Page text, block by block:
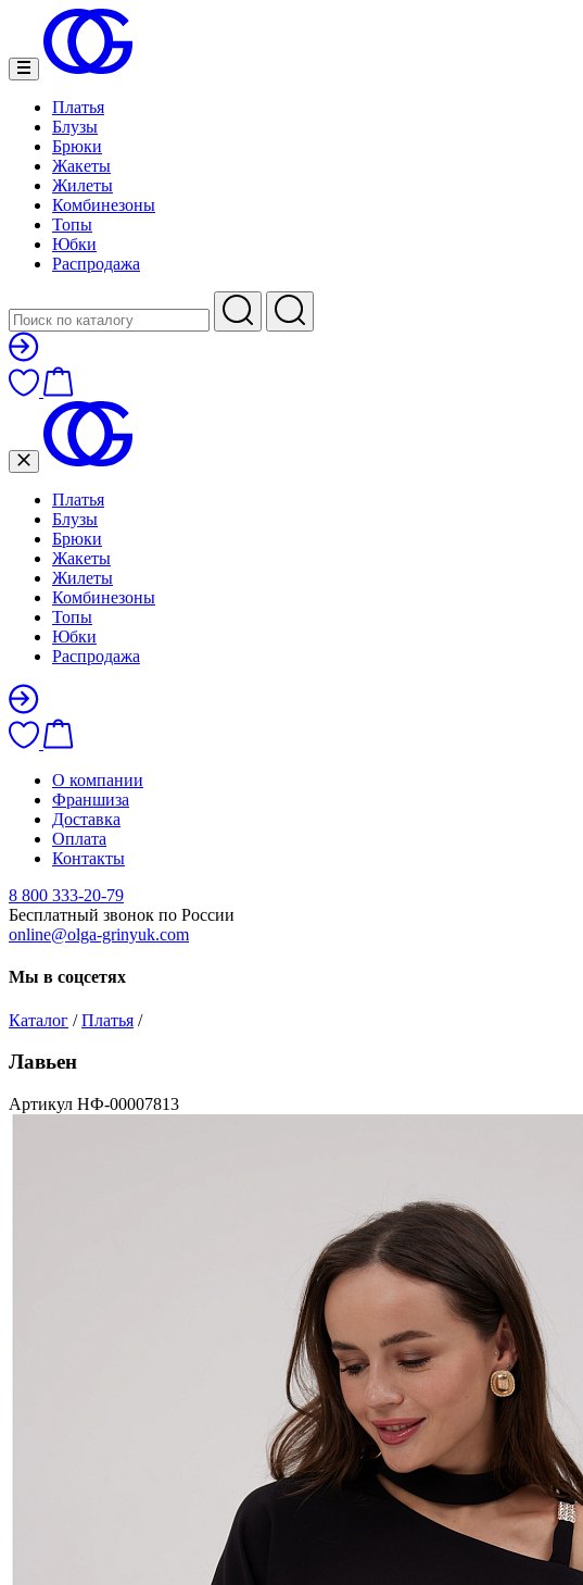
Платья
Блузы
Брюки
Жакеты
Жилеты
Комбинезоны
Топы
Юбки
Распродажа
Платья
Блузы
Брюки
Жакеты
Жилеты
Комбинезоны
Топы
Юбки
Распродажа
О компании
Франшиза
Доставка
Оплата
Контакты
8 800 333-20-79
Бесплатный звонок по России
online@olga-grinyuk.com
Мы в соцсетях
Каталог / Платья /
Лавьен
Артикул НФ-00007813